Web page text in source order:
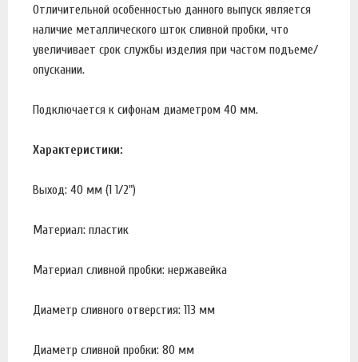
Отличительной особенностью данного выпуск является
наличие металлического шток сливной пробки, что
увеличивает срок службы изделия при частом подъеме/
опускании.
Подключается к сифонам диаметром 40 мм.
Характеристики:
Выход: 40 мм (1 1/2")
Материал: пластик
Материал сливной пробки: нержавейка
Диаметр сливного отверстия: 113 мм
Диаметр сливной пробки: 80 мм